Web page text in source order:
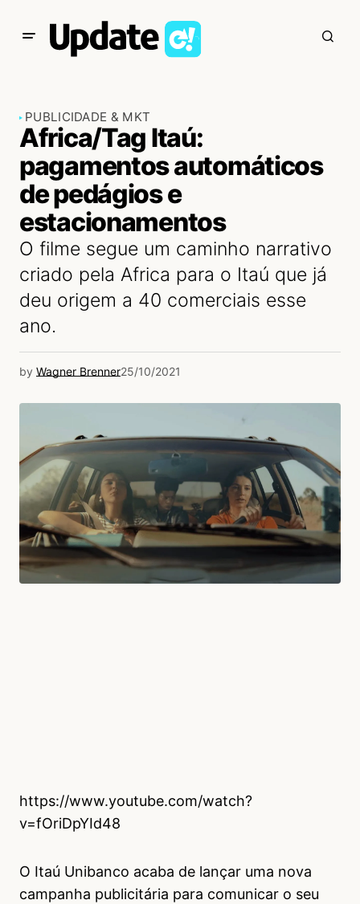
PUBLICIDADE & MKT
Africa/Tag Itaú:
pagamentos automáticos
de pedágios e
estacionamentos
O filme segue um caminho narrativo
criado pela Africa para o Itaú que já
deu origem a 40 comerciais esse
ano.
by Wagner Brenner25/10/2021
https://www.youtube.com/watch?
v=fOriDpYId48
O Itaú Unibanco acaba de lançar uma nova
campanha publicitária para comunicar o seu